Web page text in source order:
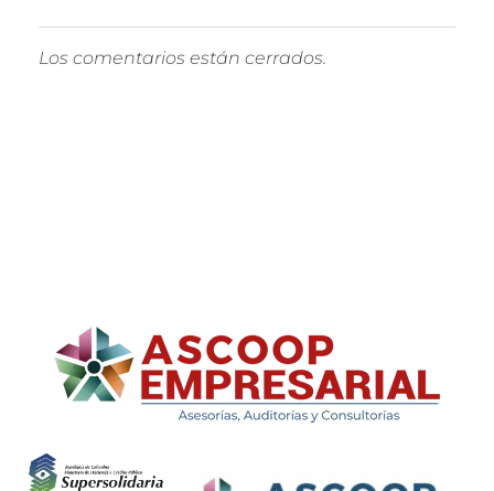
Los comentarios están cerrados.